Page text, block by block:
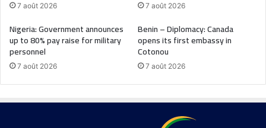
7 août 2026 7 août 2026
Nigeria: Government announces
up to 80% pay raise for military
personnel
7 août 2026
Benin – Diplomacy: Canada
opens its first embassy in
Cotonou
7 août 2026